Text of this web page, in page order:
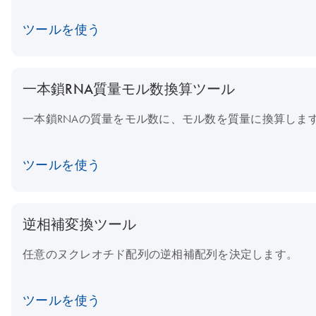
ツールを使う
一本鎖RNA質量モル数換算ツール
一本鎖RNAの質量をモル数に、モル数を質量に換算しま
ツールを使う
逆相補変換ツール
任意のヌクレオチド配列の逆相補配列を決定します。
ツールを使う